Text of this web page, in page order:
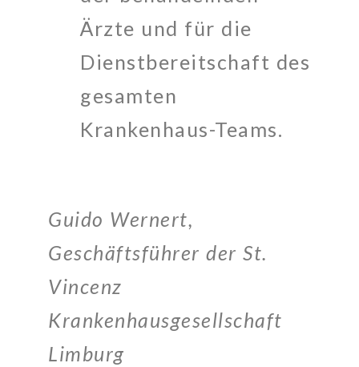
Ärzte und für die
Dienstbereitschaft des
gesamten
Krankenhaus-Teams.
Guido Wernert,
Geschäftsführer der St.
Vincenz
Krankenhausgesellschaft
Limburg